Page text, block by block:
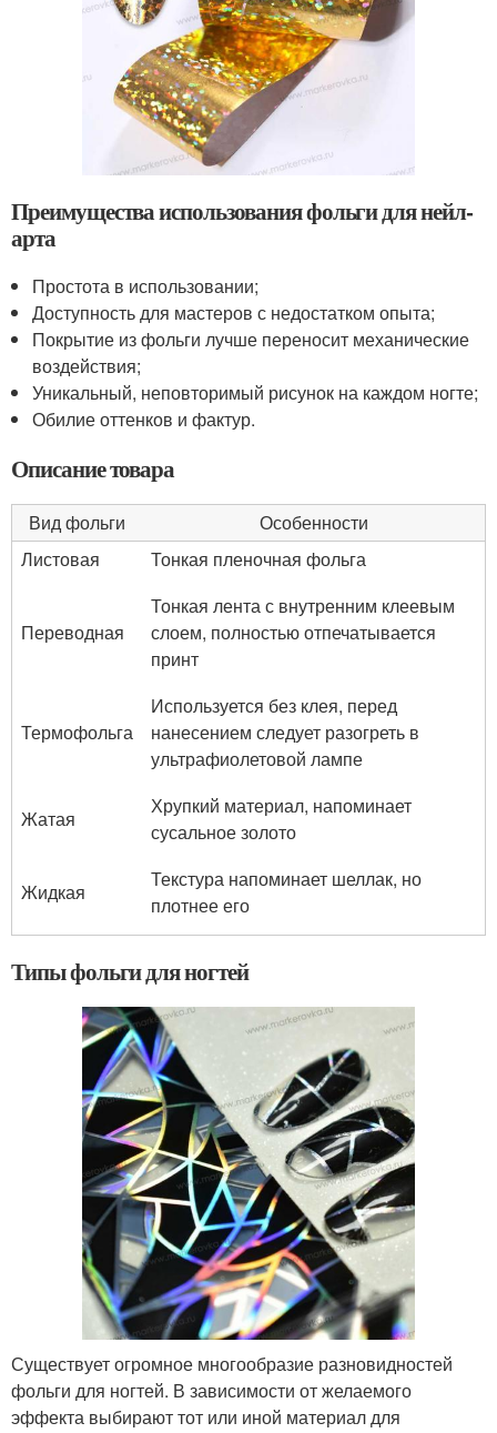
Преимущества использования фольги для нейл-
арта
Простота в использовании;
Доступность для мастеров с недостатком опыта;
Покрытие из фольги лучше переносит механические
воздействия;
Уникальный, неповторимый рисунок на каждом ногте;
Обилие оттенков и фактур.
Описание товара
Вид фольги
Особенности
Листовая
Тонкая пленочная фольга
Переводная
Тонкая лента с внутренним клеевым
слоем, полностью отпечатывается
принт
Термофольга
Используется без клея, перед
нанесением следует разогреть в
ультрафиолетовой лампе
Жатая
Хрупкий материал, напоминает
сусальное золото
Жидкая
Текстура напоминает шеллак, но
плотнее его
Типы фольги для ногтей
Существует огромное многообразие разновидностей
фольги для ногтей. В зависимости от желаемого
эффекта выбирают тот или иной материал для